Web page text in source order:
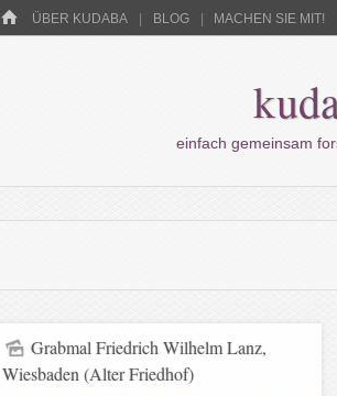
HOME
Menü
WECHSELN SIE ZUM INHALT
ÜBER KUDABA BLOG MACHEN SIE MIT!
einfach gemeinsam
Grabmal Friedrich Wilhelm Lanz,
Wiesbaden (Alter Friedhof)